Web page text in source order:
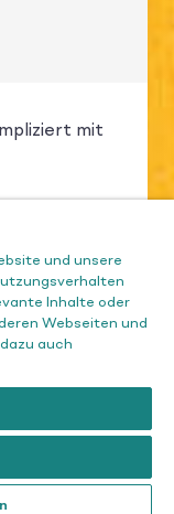
mit
und unsere
Inhalte oder
Webseiten und
auch